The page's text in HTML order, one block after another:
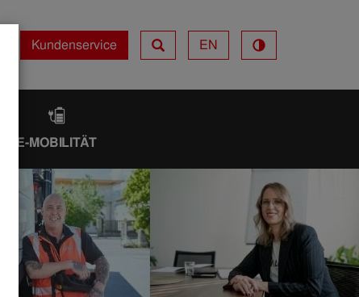
Kundenservice EN
E-MOBILITÄT